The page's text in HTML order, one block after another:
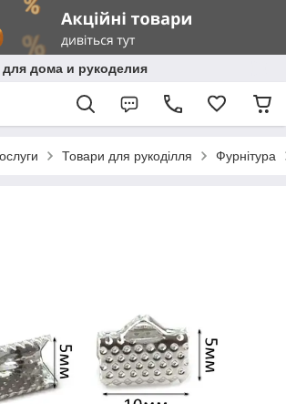
для дома и рукоделия
Товари для рукоділля Фурнітура